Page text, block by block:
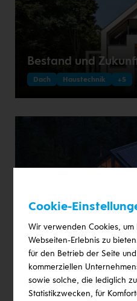
Bestand und
Dach Haustechnik +5
Effizienz und
Dach Haustechnik +5
Cookie-
Wir verwenden Cookies,
Webseiten-Erlebnis zu
für den Betrieb der Seite
kommerziellen
sowie solche, die lediglich
Statistikzwecken, für